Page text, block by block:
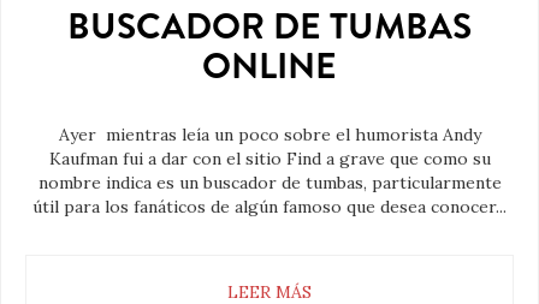
BUSCADOR DE TUMBAS
ONLINE
Ayer mientras leía un poco sobre el humorista Andy
Kaufman fui a dar con el sitio Find a grave que como su
nombre indica es un buscador de tumbas, particularmente
útil para los fanáticos de algún famoso que desea conocer...
LEER MÁS